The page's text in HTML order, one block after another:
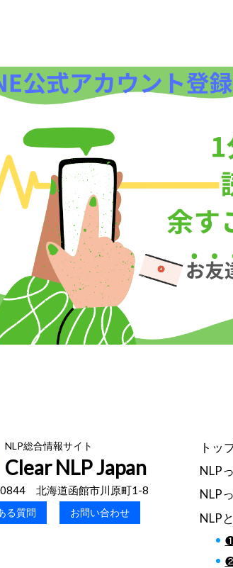
NLP総合情報サイト
Clear NLP Japan
北海道函館市川原町1-8
る質問 お問い合わせ
トッ
NLP
NLP
NLP